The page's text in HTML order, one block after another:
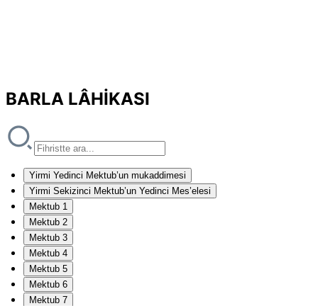
BARLA LÂHİKASI
Yirmi Yedinci Mektub’un mukaddimesi
Yirmi Sekizinci Mektub’un Yedinci Mes’elesi
Mektub 1
Mektub 2
Mektub 3
Mektub 4
Mektub 5
Mektub 6
Mektub 7